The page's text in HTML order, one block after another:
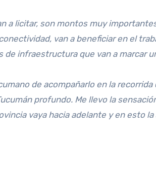
a licitar, son montos muy
van a beneficiar en el
infraestructura que van a marcar
de acompañarlo en la recorrida
profundo. Me llevo la
vaya hacia adelante y en esto